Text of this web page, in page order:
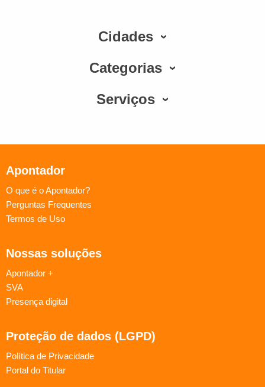
Cidades
Categorias
Serviços
Apontador
O que é o Apontador?
Perguntas Frequentes
Termos de Uso
Nossas soluções
Apontador +
SVA
Presença digital
Proteção de dados (LGPD)
Política de Privacidade
Portal do Titular